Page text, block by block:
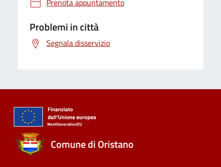
Prenota appuntamento
Problemi in città
Segnala disservizio
Comune di Oristano